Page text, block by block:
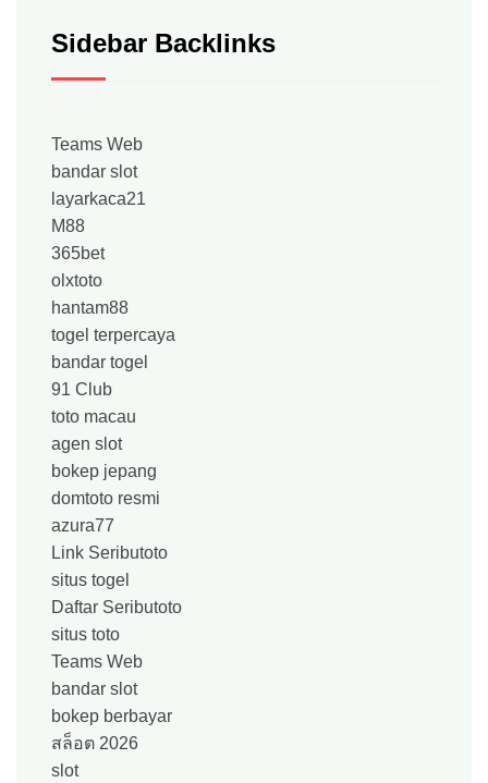
Sidebar Backlinks
Teams Web
bandar slot
layarkaca21
M88
365bet
olxtoto
hantam88
togel terpercaya
bandar togel
91 Club
toto macau
agen slot
bokep jepang
domtoto resmi
azura77
Link Seributoto
situs togel
Daftar Seributoto
situs toto
Teams Web
bandar slot
bokep berbayar
สล็อต 2026
slot